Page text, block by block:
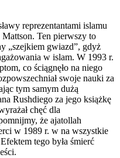
reprezentantami islamu
Ten pierwszy to
„szejkiem gwiazd”, gdyż
w islam. W 1993 r.
co ściągnęło na niego
swoje nauki za
tym samym dużą
Rushdiego za jego książkę
chęć dla
że ajatollah
w 1989 r. w na wszystkie
tego była śmierć